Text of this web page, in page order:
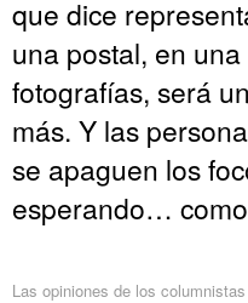
que dice
una postal, en
fotografías, será
más. Y las
se apaguen los
esperando…
Las opiniones de los